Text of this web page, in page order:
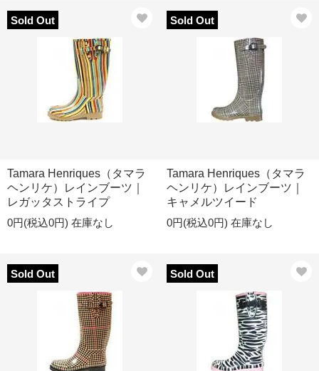
Sold Out
Tamara Henriques（タマラ
ヘンリケ）レインブーツ｜
レガッタストライプ
0円(税込0円) 在庫なし
Sold Out
Tamara Henriques（タマラ
ヘンリケ）レインブーツ｜
キャメルツイード
0円(税込0円) 在庫なし
Sold Out Sold Out